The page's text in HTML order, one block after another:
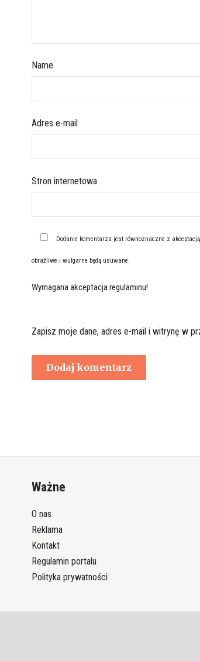
Name
Adres e-mail
Stron internetowa
Dodanie komentarza jest równoznaczne z akceptacją
obraźliwe i wulgarne będą usuwane.
Wymagana akceptacja regulaminu!
Zapisz moje dane, adres e-mail i witrynę w
Ważne
O nas
Reklama
Kontakt
Regulamin portalu
Polityka prywatności